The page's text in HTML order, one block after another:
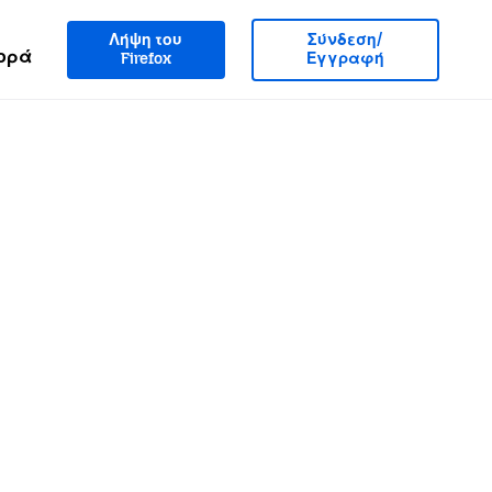
Λήψη του
Firefox
Σύνδεση/
Εγγραφή